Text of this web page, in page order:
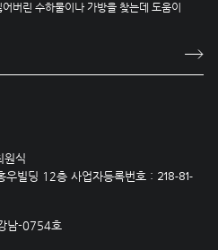
버린 수하물이나 가방을 찾는데 도움이
원식
우빌딩 12층 사업자등록번호 : 218-81-
남-0754호